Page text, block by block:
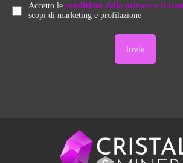
Accetto le condizioni della privacy e il
scopi di marketing e profilazione